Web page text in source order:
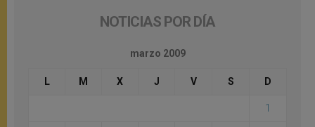
NOTICIAS POR DÍA
marzo 2009
L M X J V S D
1